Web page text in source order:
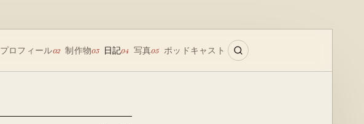
プロフィール02 制作物03 日記04 写真05 ポッドキャスト